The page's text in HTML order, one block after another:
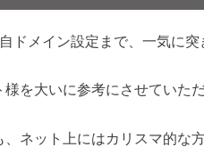
ドメイン設定まで、一気に突
を大いに参考にさせていただ
ネット上にはカリスマ的な